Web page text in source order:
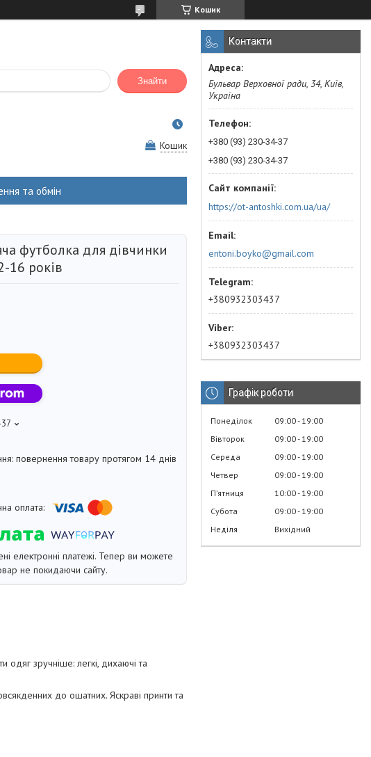
Кошик
Знайти
Кошик
та обмін
футболка для дівчинки
16 років
повернення товару протягом 14 днів
електронні платежі. Тепер ви можете
не покидаючи сайту.
зручніше: легкі, дихаючі та
до ошатних. Яскраві принти та
Контакти
Бульвар Верховної ради, 34, Київ,
Україна
+380 (93) 230-34-37
+380 (93) 230-34-37
https://ot-antoshki.com.ua/ua/
entoni.boyko@gmail.com
+380932303437
+380932303437
Графік роботи
Понеділок 09:00 19:00
Вівторок
09:00 19:00
Середа
09:00 19:00
Четвер
09:00 19:00
Пʼятниця
10:00 19:00
Субота
09:00 19:00
Неділя
Вихідний